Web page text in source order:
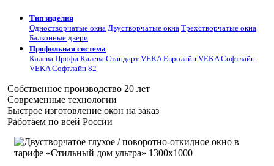
Тип изделия
Одностворчатые окна Двустворчатые окна Трехстворчатые окна
Балконные двери
Профильная система
Калева Профи Калева Стандарт VEKA Евролайн VEKA Софтлайн
VEKA Софтлайн 82
Собственное производство 20 лет
Современные технологии
Быстрое изготовление окон на заказ
Работаем по всей России